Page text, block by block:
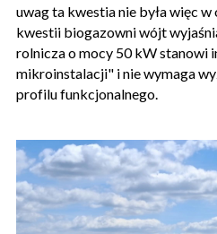
uwag ta kwestia nie była więc
kwestii biogazowni wójt
rolnicza o mocy 50 kW stanowi
mikroinstalacji" i nie wymaga
profilu funkcjonalnego.